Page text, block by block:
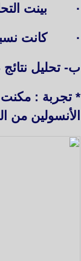
· بينت
·كانت نسبة
ب- تحليل نتائج
* تجربة :
الأنسولين من